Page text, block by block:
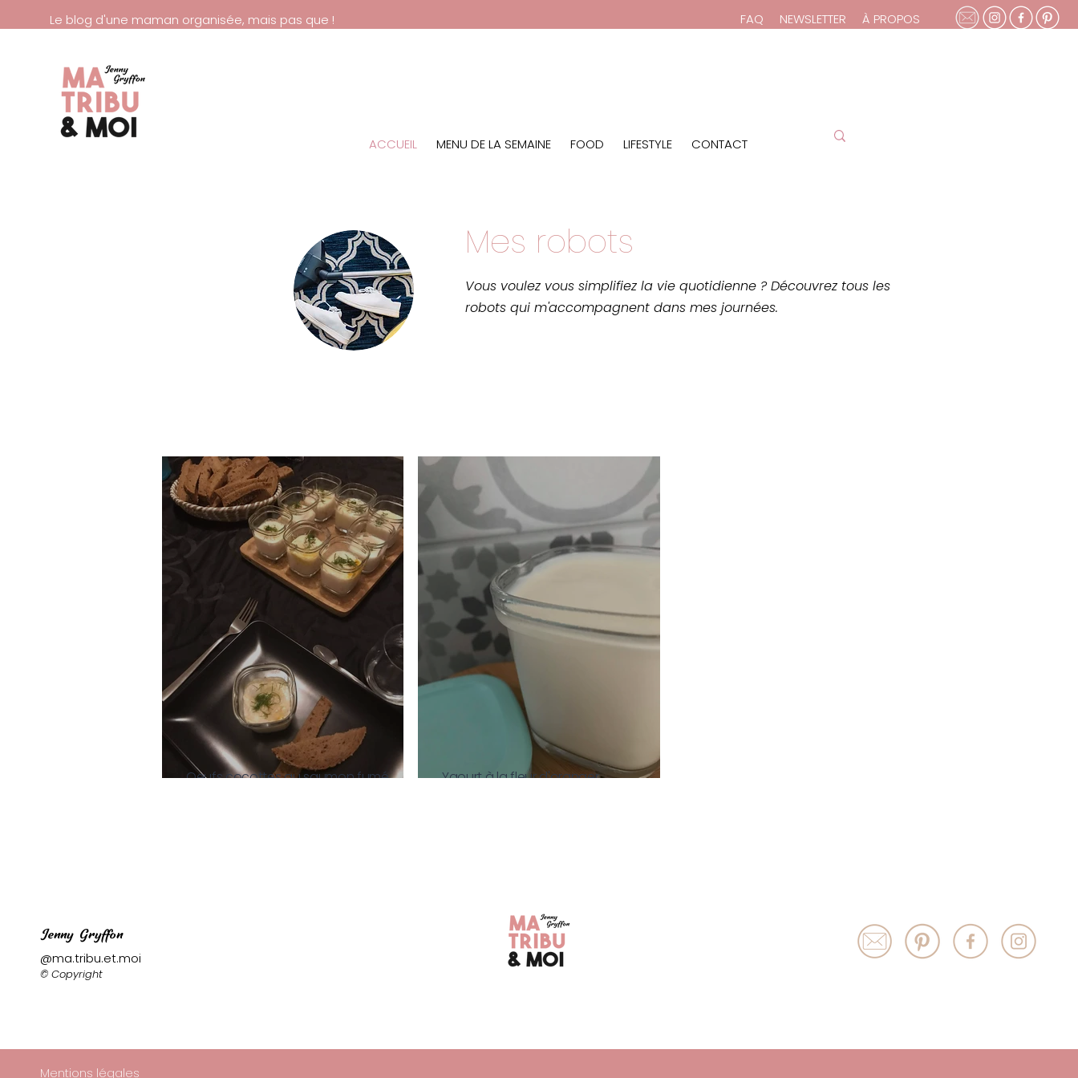
Le blog d'une maman organisée, mais pas que ! FAQ NEWSLETTER À PROPOS
ACCUEIL MENU DE LA SEMAINE FOOD LIFESTYLE CONTACT
Mes robots
Vous voulez vous simplifiez la vie quotidienne ? Découvrez tous les
robots qui m'accompagnent dans mes journées.
Oeufs cocottes au saumon fumé Yaourt à la fleur d'oranger
Jenny Gryffon
@ma.tribu.et.moi
© Copyright
Mentions légales